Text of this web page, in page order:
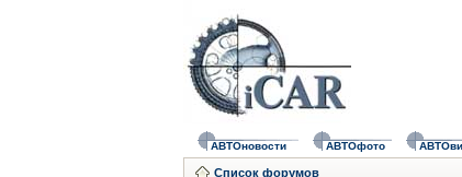
АВТОновости АВТОфото
Список форумов